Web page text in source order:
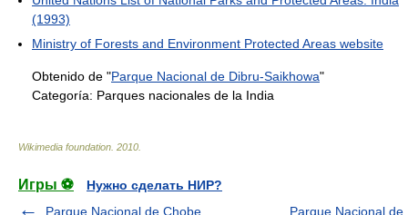
(1993)
Ministry of Forests and Environment Protected Areas website
Obtenido de "Parque Nacional de Dibru-Saikhowa"
Categoría: Parques nacionales de la India
Wikimedia foundation 2010
Игры ⚽
Нужно сделать НИР?
Parque Nacional de Chobe
Parque Nacional de